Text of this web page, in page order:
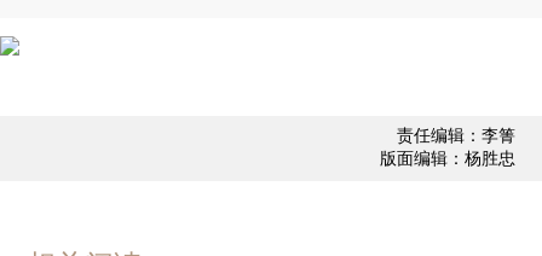
责任编辑：李箐
版面编辑：杨胜忠